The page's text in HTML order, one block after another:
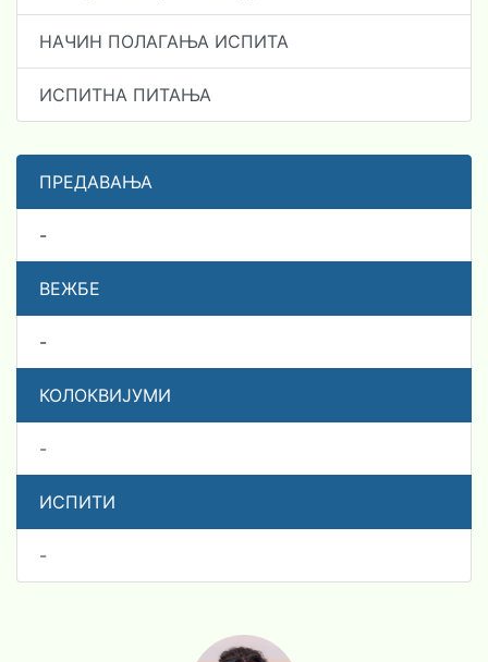
НАЧИН ПОЛАГАЊА ИСПИТА
ИСПИТНА ПИТАЊА
ПРЕДАВАЊА
-
ВЕЖБЕ
-
КОЛОКВИЈУМИ
-
ИСПИТИ
-